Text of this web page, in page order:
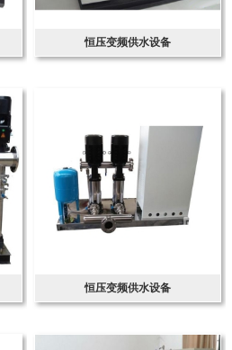
恒压变频供水设备
恒压变频供水设备